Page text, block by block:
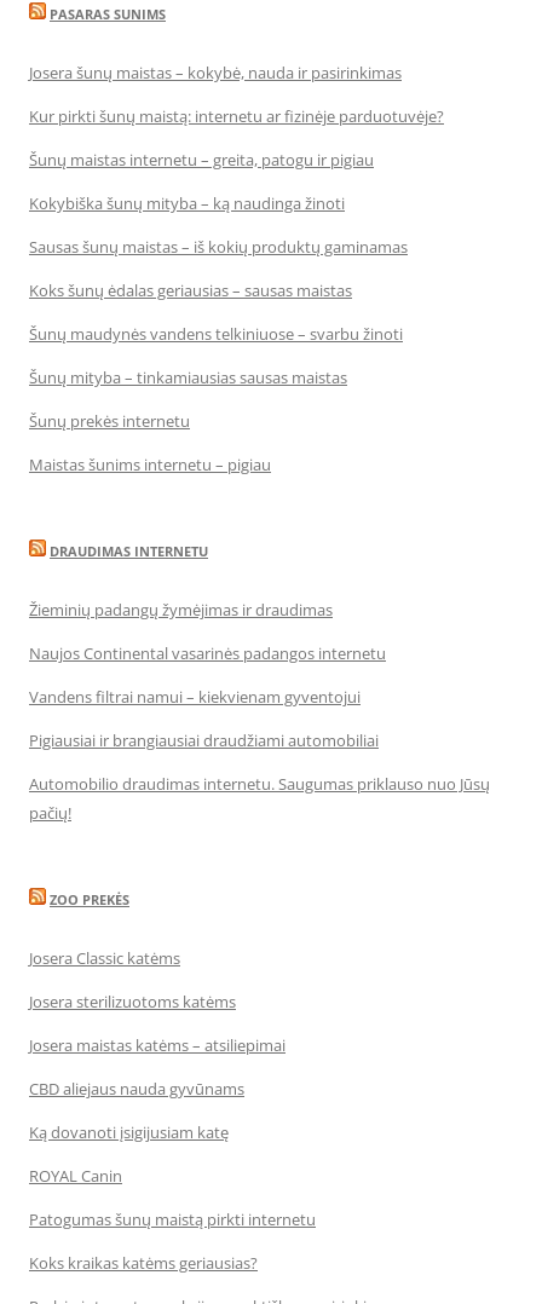
PASARAS SUNIMS
Josera šunų maistas – kokybė, nauda ir pasirinkimas
Kur pirkti šunų maistą: internetu ar fizinėje parduotuvėje?
Šunų maistas internetu – greita, patogu ir pigiau
Kokybiška šunų mityba – ką naudinga žinoti
Sausas šunų maistas – iš kokių produktų gaminamas
Koks šunų ėdalas geriausias – sausas maistas
Šunų maudynės vandens telkiniuose – svarbu žinoti
Šunų mityba – tinkamiausias sausas maistas
Šunų prekės internetu
Maistas šunims internetu – pigiau
DRAUDIMAS INTERNETU
Žieminių padangų žymėjimas ir draudimas
Naujos Continental vasarinės padangos internetu
Vandens filtrai namui – kiekvienam gyventojui
Pigiausiai ir brangiausiai draudžiami automobiliai
Automobilio draudimas internetu. Saugumas priklauso nuo Jūsų
pačių!
ZOO PREKĖS
Josera Classic katėms
Josera sterilizuotoms katėms
Josera maistas katėms – atsiliepimai
CBD aliejaus nauda gyvūnams
Ką dovanoti įsigijusiam katę
ROYAL Canin
Patogumas šunų maistą pirkti internetu
Koks kraikas katėms geriausias?